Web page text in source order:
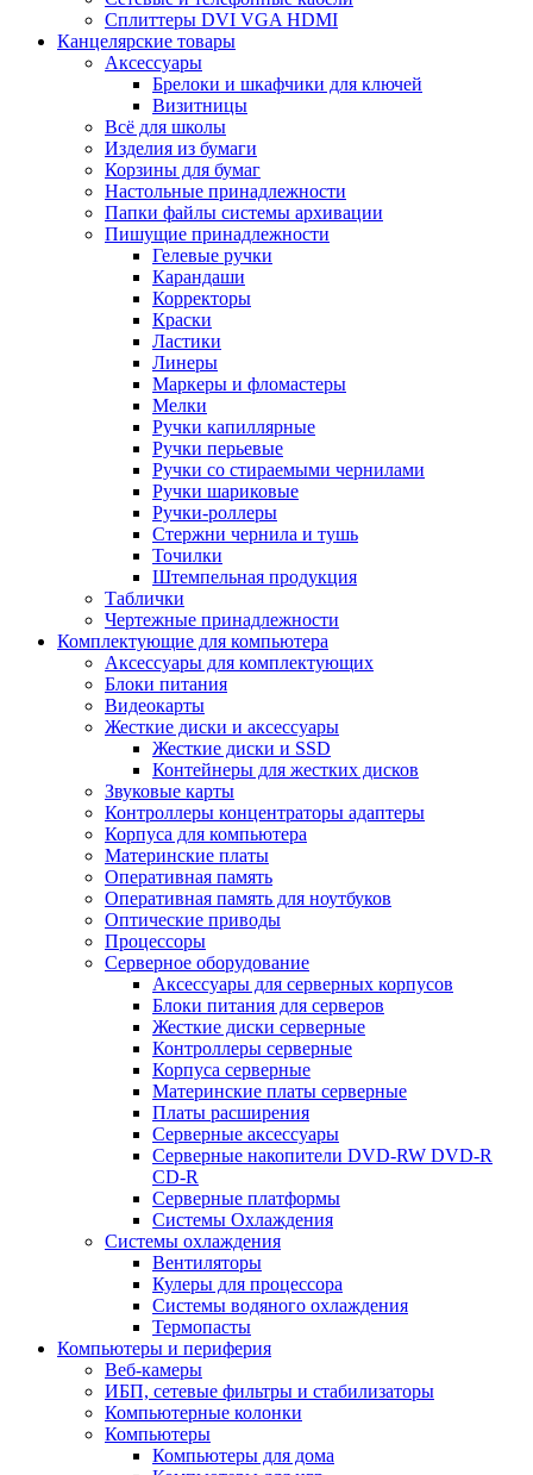
Сплиттеры DVI VGA HDMI
Канцелярские товары
Аксессуары
Брелоки и шкафчики для ключей
Визитницы
Всё для школы
Изделия из бумаги
Корзины для бумаг
Настольные принадлежности
Папки файлы системы архивации
Пишущие принадлежности
Гелевые ручки
Карандаши
Корректоры
Краски
Ластики
Линеры
Маркеры и фломастеры
Мелки
Ручки капиллярные
Ручки перьевые
Ручки со стираемыми чернилами
Ручки шариковые
Ручки-роллеры
Стержни чернила и тушь
Точилки
Штемпельная продукция
Таблички
Чертежные принадлежности
Комплектующие для компьютера
Аксессуары для комплектующих
Блоки питания
Видеокарты
Жесткие диски и аксессуары
Жесткие диски и SSD
Контейнеры для жестких дисков
Звуковые карты
Контроллеры концентраторы адаптеры
Корпуса для компьютера
Материнские платы
Оперативная память
Оперативная память для ноутбуков
Оптические приводы
Процессоры
Серверное оборудование
Аксессуары для серверных корпусов
Блоки питания для серверов
Жесткие диски серверные
Контроллеры серверные
Корпуса серверные
Материнские платы серверные
Платы расширения
Серверные аксессуары
Серверные накопители DVD-RW DVD-R
CD-R
Серверные платформы
Системы Охлаждения
Системы охлаждения
Вентиляторы
Кулеры для процессора
Системы водяного охлаждения
Термопасты
Компьютеры и периферия
Веб-камеры
ИБП, сетевые фильтры и стабилизаторы
Компьютерные колонки
Компьютеры
Компьютеры для дома